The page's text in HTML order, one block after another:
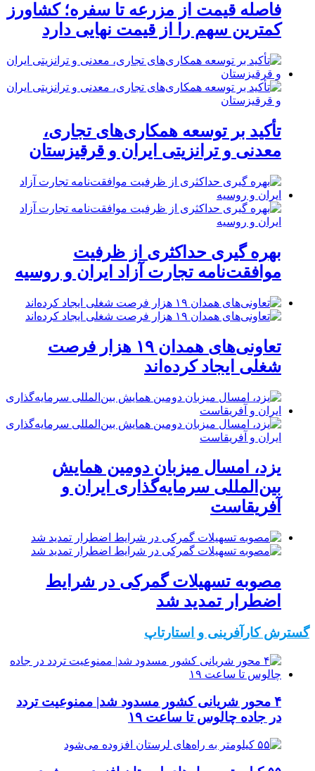
فاصله قیمت از مزرعه تا سفره؛ کشاورز
کمترین سهم را از قیمت نهایی دارد
تأکید بر توسعه همکاری‌های تجاری،
معدنی و ترانزیتی ایران و قرقیزستان
بهره گیری حداکثری از ظرفیت
موافقت‌نامه تجارت آزاد ایران و روسیه
تعاونی‌های همدان ۱۹ هزار فرصت
شغلی ایجاد کرده‌اند
یزد، امسال میزبان دومین همایش
بین‌المللی سرمایه‌گذاری ایران و
آفریقاست
مصوبه تسهیلات گمرکی در شرایط
اضطرار تمدید شد
گسترش کارآفرینی و استارتاپ
۴ محور شریانی کشور مسدود شد| ممنوعیت تردد
در جاده چالوس تا ساعت ۱۹